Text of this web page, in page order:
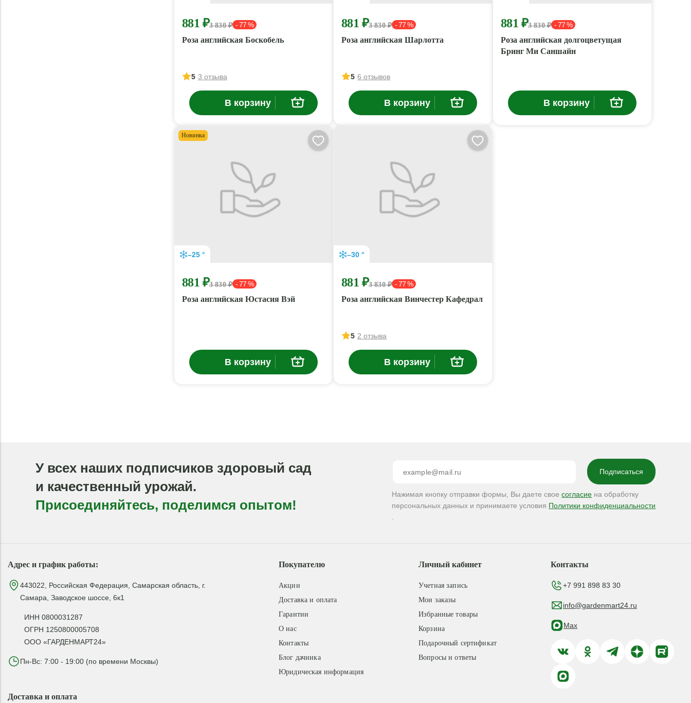
881 ₽3 830 ₽ - 77 %
Роза английская Боскобель
5 3 отзыва
В корзину
881 ₽3 830 ₽ - 77 %
Роза английская Шарлотта
5 6 отзывов
В корзину
881 ₽3 830 ₽ - 77 %
Роза английская долгоцветущая
Бринг Ми Саншайн
В корзину
Новинка
–25 °
881 ₽3 830 ₽ - 77 %
Роза английская Юстасия Вэй
В корзину
–30 °
881 ₽3 830 ₽ - 77 %
Роза английская Винчестер Кафедрал
5 2 отзыва
В корзину
У всех наших подписчиков здоровый сад
и качественный урожай.
Присоединяйтесь, поделимся опытом!
Нажимая кнопку отправки формы, Вы даете своесогласие на обработку
персональных данных и принимаете условия Политики конфиденциальности
Адрес и график работы:
443022, Российская Федерация, Самарская область, г.
Самара, Заводское шоссе, 6к1
ИНН 0800031287
ОГРН 1250800005708
ООО «ГАРДЕНМАРТ24»
Пн-Вс: 7:00 - 19:00 (по времени Москвы)
Покупателю
Акции
Доставка и оплата
Гарантии
О нас
Контакты
Блог дачника
Юридическая информация
Личный кабинет
Учетная запись
Мои заказы
Избранные товары
Корзина
Подарочный сертификат
Вопросы и ответы
Контакты
+7 991 898 83 30
info@gardenmart24.ru
Max
Доставка и оплата